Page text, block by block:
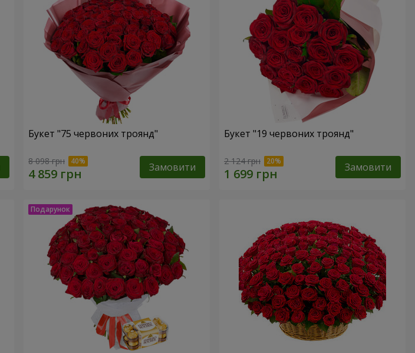
Букет "75 червоних троянд"
8 098 грн Замовити
Букет "19 червоних троянд"
2 124 грн Замовити